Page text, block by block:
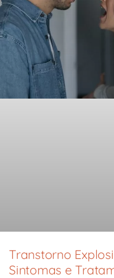
Transtorno
Sintomas e